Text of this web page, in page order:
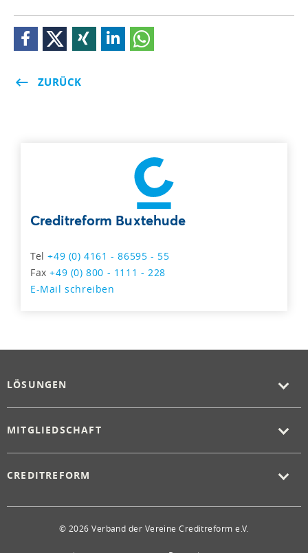
ZURÜCK
Creditreform Buxtehude
Tel+49 (0) 4161 - 86595 - 55
Fax+49 (0) 800 - 1111 - 228
E-Mail schreiben
LÖSUNGEN
MITGLIEDSCHAFT
CREDITREFORM
© 2026 Verband der Vereine Creditreform e.V.